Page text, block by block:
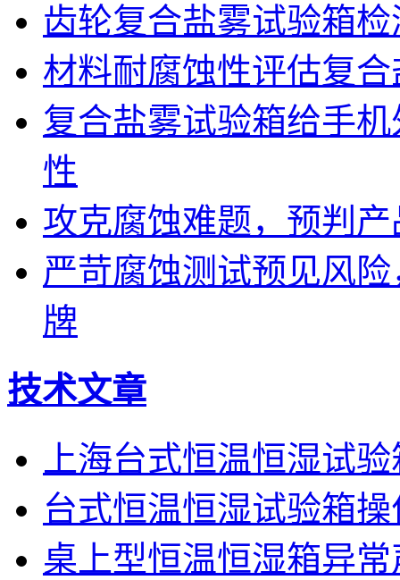
齿轮复合盐雾试验箱
材料耐腐蚀性评估复
复合盐雾试验箱给手
性
攻克腐蚀难题，预判
严苛腐蚀测试预见风
牌
技术文章
上海台式恒温恒湿试
台式恒温恒湿试验箱
桌上型恒温恒湿箱异